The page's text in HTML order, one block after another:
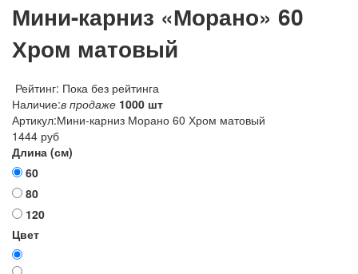
Мини-карниз «Морано» 60
Хром матовый
Рейтинг: Пока без рейтинга
Наличие:в продаже 1000 шт
Артикул:Мини-карниз Морано 60 Хром матовый
1444 руб
Длина (см)
60
80
120
Цвет